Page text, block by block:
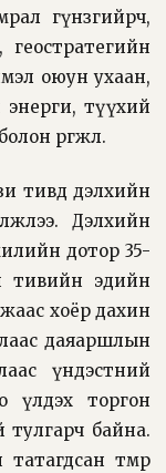
гүнзгийрч,
геостратегийн
оюун ухаан,
энерги, түүхий
өргөжлөө.
тивд дэлхийн
Дэлхийн
дотор 35-
тивийн эдийн
хоёр дахин
даяаршлын
үндэстний
үлдэх торгон
тулгарч байна.
төмөр